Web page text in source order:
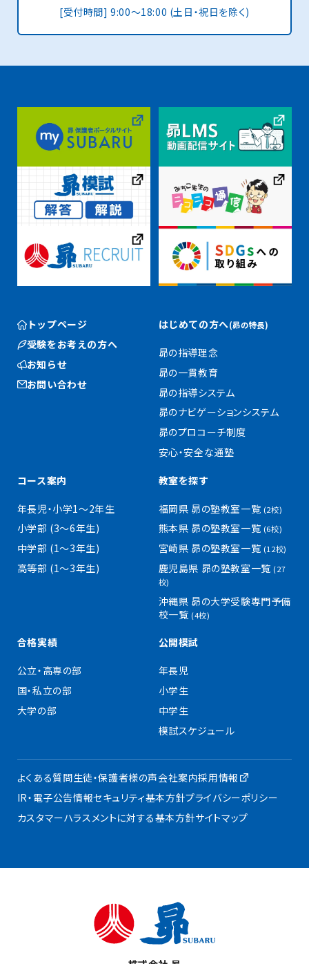
[受付時間] 9:00〜18:00 (土日・祝日を除く)
トップページ
受験をお考えの方へ
お知らせ
お問い合わせ
はじめての方へ(昴の特長)
昴の指導理念
昴の一貫教育
昴の指導システム
昴のナビゲーションシステム
昴のプロコーチ制度
安心・安全な通塾
コース案内
年長児・小学1〜2年生
小学部 (3〜6年生)
中学部 (1〜3年生)
高等部 (1〜3年生)
教室を探す
福岡県 昴の塾教室一覧 (2校)
熊本県 昴の塾教室一覧 (6校)
宮崎県 昴の塾教室一覧 (12校)
鹿児島県 昴の塾教室一覧(27
校)
沖縄県 昴の大学受験専門予備
校一覧 (4校)
合格実績
公立・高専の部
国・私立の部
大学の部
公開模試
年長児
小学生
中学生
模試スケジュール
よくある質問生徒・保護者様の声会社案内採用情報
IR・電子公告情報セキュリティ基本方針プライバシーポリシー
カスタマーハラスメントに対する基本方針サイトマップ